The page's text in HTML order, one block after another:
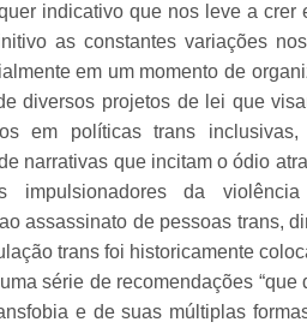
indicativo que nos leve a
as constantes variações
em um momento de
diversos projetos de lei que
em políticas trans
narrativas que incitam o ódio
impulsionadores da
assassinato de pessoas trans,
trans foi historicamente
série de recomendações
e de suas múltiplas